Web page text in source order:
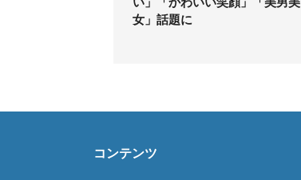
女」話題に
コンテンツ